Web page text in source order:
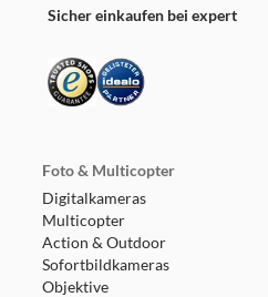
Sicher einkaufen bei expert
Foto & Multicopter
Digitalkameras
Multicopter
Action & Outdoor
Sofortbildkameras
Objektive